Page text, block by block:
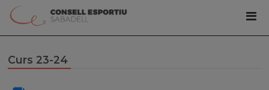
Curs 23-24